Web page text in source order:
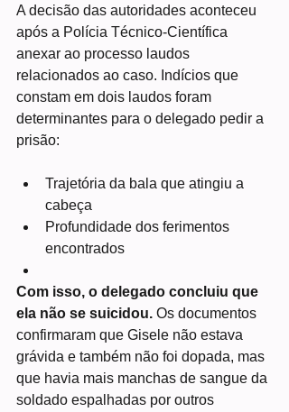
A decisão das autoridades aconteceu
após a Polícia Técnico-Científica
anexar ao processo laudos
relacionados ao caso. Indícios que
constam em dois laudos foram
determinantes para o delegado pedir a
prisão:
Trajetória da bala que atingiu a
cabeça
Profundidade dos ferimentos
encontrados
Com isso, o delegado concluiu que
ela não se suicidou. Os documentos
confirmaram que Gisele não estava
grávida e também não foi dopada, mas
que havia mais manchas de sangue da
soldado espalhadas por outros